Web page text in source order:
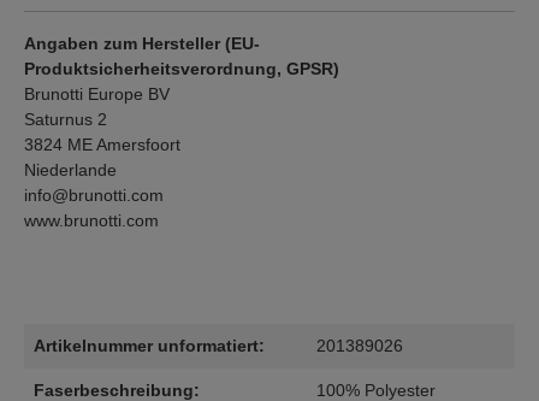
Angaben zum Hersteller (EU-
Produktsicherheitsverordnung, GPSR)
Brunotti Europe BV
Saturnus 2
3824 ME Amersfoort
Niederlande
info@brunotti.com
www.brunotti.com
Artikelnummer unformatiert: 201389026
Faserbeschreibung: 100% Polyester